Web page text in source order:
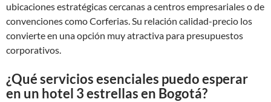
ubicaciones estratégicas cercanas a centros empresariales o de
convenciones como Corferias. Su relación calidad-precio los
convierte en una opción muy atractiva para presupuestos
corporativos.
¿Qué servicios esenciales puedo esperar
en un hotel 3 estrellas en Bogotá?